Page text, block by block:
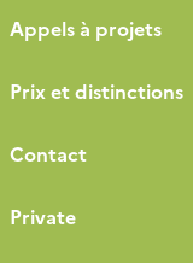
Appels à projets
Prix et distinctions
Contact
Private